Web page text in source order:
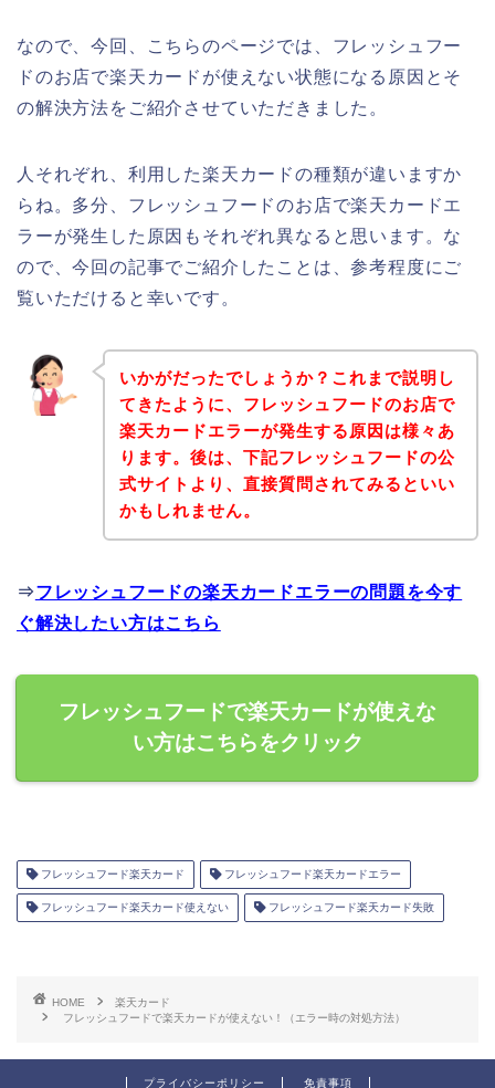
なので、今回、こちらのページでは、フレッシュフー
ドのお店で楽天カードが使えない状態になる原因とそ
の解決方法をご紹介させていただきました。
人それぞれ、利用した楽天カードの種類が違いますか
らね。多分、フレッシュフードのお店で楽天カードエ
ラーが発生した原因もそれぞれ異なると思います。な
ので、今回の記事でご紹介したことは、参考程度にご
覧いただけると幸いです。
いかがだったでしょうか？これまで説明し
てきたように、フレッシュフードのお店で
楽天カードエラーが発生する原因は様々あ
ります。後は、下記フレッシュフードの公
式サイトより、直接質問されてみるといい
かもしれません。
⇒フレッシュフードの楽天カードエラーの問題を今す
ぐ解決したい方はこちら
フレッシュフードで楽天カードが使えな
い方はこちらをクリック
フレッシュフード楽天カード フレッシュフード楽天カードエラー
フレッシュフード楽天カード使えない フレッシュフード楽天カード失敗
HOME
楽天カード
フレッシュフードで楽天カードが使えない！（エラー時の対処方法）
プライバシーポリシー 免責事項